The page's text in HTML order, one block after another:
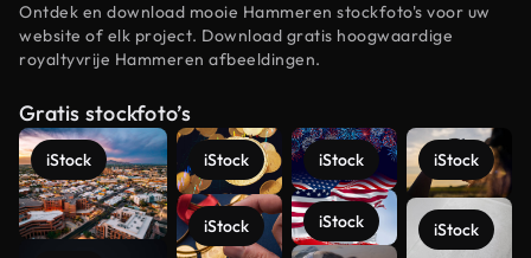
Ontdek en download mooie Hammeren stockfoto's voor uw
website of elk project. Download gratis hoogwaardige
royaltyvrije Hammeren afbeeldingen.
Gratis stockfoto’s
iStock iStock
iStock
iStock
iStock
iStock
iStock